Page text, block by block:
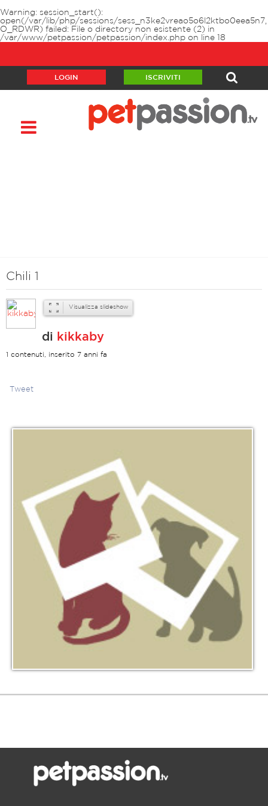
Warning: session_start():
open(/var/lib/php/sessions/sess_n3ke2vreao5o6l2ktbo0eea5n7,
O_RDWR) failed: File o directory non esistente (2) in
/var/www/petpassion/petpassion/index.php on line 18
LOGIN ISCRIVITI
Chili 1
Visualizza slideshow
di kikkaby
1 contenuti, inserito 7 anni fa
Tweet